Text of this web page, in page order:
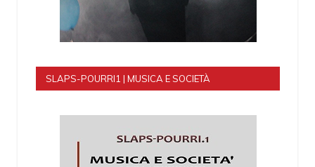
SLAPS-POURRI1 | MUSICA E SOCIETÀ